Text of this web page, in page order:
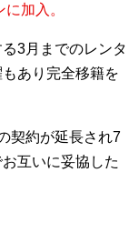
加入。
3月までのレンタ
あり完全移籍を
契約が延長され7
互いに妥協した